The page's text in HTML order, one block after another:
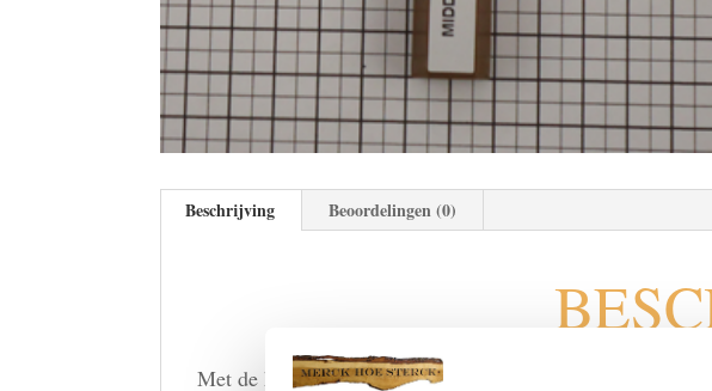
Beschrijving Beoordelingen (0)
Met de harde stopwas kan je snel en gemakkelijk kleine